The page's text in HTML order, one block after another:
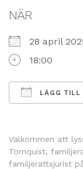
NÄR
28 april
18:00
LÄGG TILL
Välkommen att
Törnquist,
familjerättsjurist